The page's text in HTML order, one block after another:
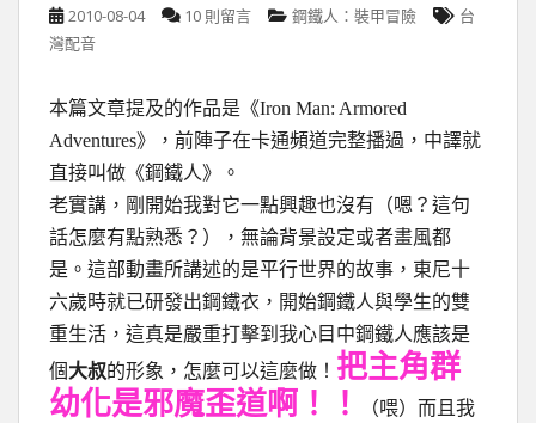
2010-08-04 10 則留言 鋼鐵人：裝甲冒險
台
灣配音
本篇文章提及的作品是《Iron Man: Armored
Adventures》，前陣子在卡通頻道完整播過，中譯就
直接叫做《鋼鐵人》。
老實講，剛開始我對它一點興趣也沒有（嗯？這句
話怎麼有點熟悉？），無論背景設定或者畫風都
是。這部動畫所講述的是平行世界的故事，東尼十
六歲時就已研發出鋼鐵衣，開始鋼鐵人與學生的雙
重生活，這真是嚴重打擊到我心目中鋼鐵人應該是
個大叔的形象，怎麼可以這麼做！ 把主角群
幼化是邪魔歪道啊！！
（喂）而且我